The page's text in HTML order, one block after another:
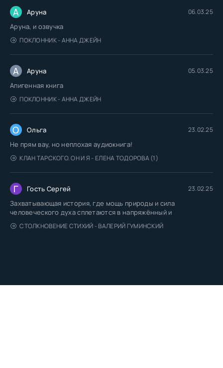
А Аруна 06.03.25
Аруна, и озвучка
ПОКЛОННИК - АННА ДЖЕЙН
А Аруна 05.03.25
Апигенная книга
ПОКЛОННИК - АННА ДЖЕЙН
О Ольга 23.02.25
Не прям вау, но неплохая аудиокнига!
КЛАН ТАРСКОГО. ОН И Я - ЕЛЕНА ТОДОРОВА (1)
Г Гость Сергей 23.02.25
Захватывающая история, где мощь природы и сила
человеческого духа сплетаются в напряжённый и
СТОЛКНОВЕНИЕ СТИХИЙ - ВАЛЕРИЙ ГУМИНСКИЙ